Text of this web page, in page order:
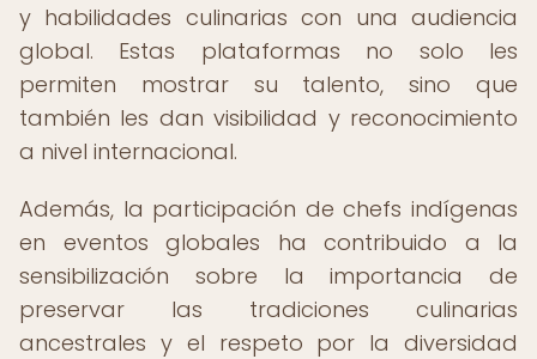
y habilidades culinarias con una audiencia
global. Estas plataformas no solo les
permiten mostrar su talento, sino que
también les dan visibilidad y reconocimiento
a nivel internacional.
Además, la participación de chefs indígenas
en eventos globales ha contribuido a la
sensibilización sobre la importancia de
preservar las tradiciones culinarias
ancestrales y el respeto por la diversidad